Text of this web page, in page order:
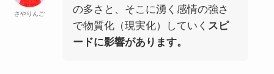
さやりんご
の多さと、そこに湧く感情の強さ
で物質化（現実化）していく スピ
ードに影響があります。